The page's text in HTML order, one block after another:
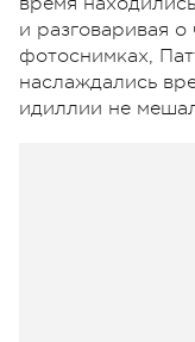
и разговаривая
фотоснимках,
наслаждались
идиллии не